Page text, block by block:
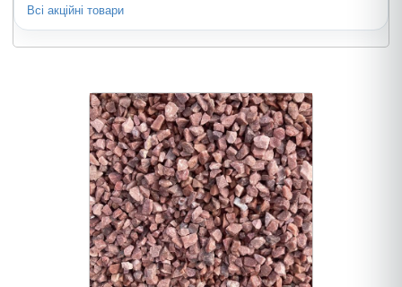
Всі акційні товари